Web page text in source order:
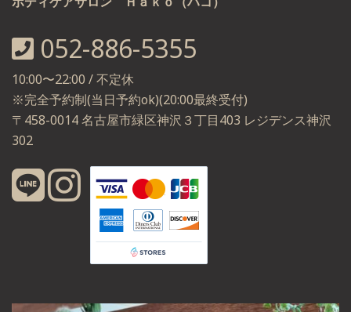
052-886-5355
10:00〜22:00 / 不定休
※完全予約制(当日予約ok)(20:00最終受付)
〒458-0014 名古屋市緑区神沢３丁目403 レジデンス神沢
302